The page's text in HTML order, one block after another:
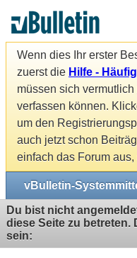
Wenn dies Ihr erster
zuerst die Hilfe -
müssen sich vermutlich
verfassen können.
um den
auch jetzt schon
einfach das Forum
vBulletin-
Du bist nicht
diese Seite zu betreten.
sein: